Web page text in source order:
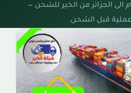
الجزائر من الخير للشحن —
قبل الشحن.